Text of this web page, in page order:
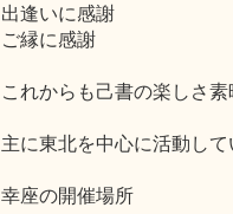
出逢いに感謝
ご縁に感謝
これからも己書の楽しさ
主に東北を中心に活動して
幸座の開催場所